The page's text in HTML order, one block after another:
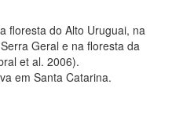
floresta do Alto Uruguai, na
Geral e na floresta da
et al. 2006).
em Santa Catarina.